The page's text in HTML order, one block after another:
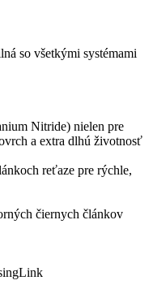
so všetkými systémami
Nitride) nielen pre
a extra dlhú životnosť
reťaze pre rýchle,
čiernych článkov